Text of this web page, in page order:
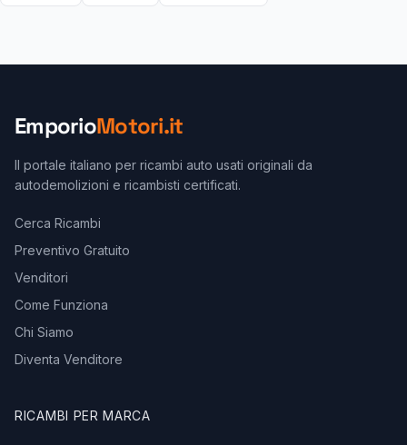
EmporioMotori.it
Il portale italiano per ricambi auto usati originali da
autodemolizioni e ricambisti certificati.
Cerca Ricambi
Preventivo Gratuito
Venditori
Come Funziona
Chi Siamo
Diventa Venditore
RICAMBI PER MARCA